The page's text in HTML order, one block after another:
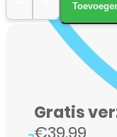
XSSIVE
iPhone
Gratis